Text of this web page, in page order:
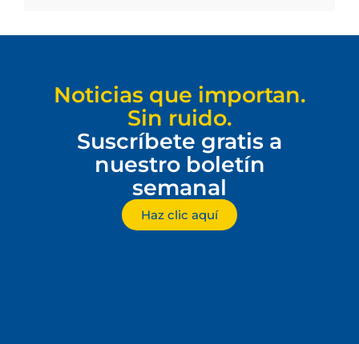
Noticias que importan.
Sin ruido.
Suscríbete gratis a
nuestro boletín
semanal
Haz clic aquí